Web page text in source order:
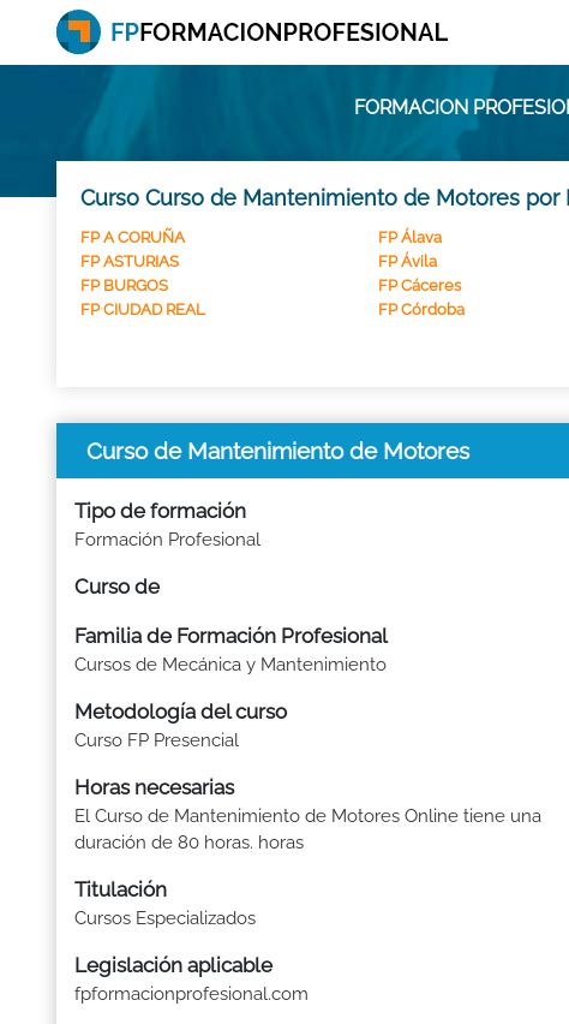
FORMACION
Curso Curso de Mantenimiento de Motores por
FP A CORUÑA FP Álava
FP ASTURIAS
FP Ávila
FP BURGOS
FP Cáceres
FP CIUDAD REAL
FP Córdoba
Curso de Mantenimiento de Motores
Tipo de formación
Formación Profesional
Curso de
Familia de Formación Profesional
Cursos de Mecánica y Mantenimiento
Metodología del curso
Curso FP Presencial
Horas necesarias
El Curso de Mantenimiento de Motores Online tiene una
duración de 80 horas. horas
Titulación
Cursos Especializados
Legislación aplicable
fpformacionprofesional.com